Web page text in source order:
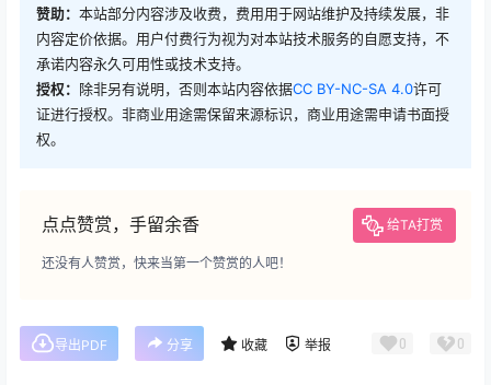
赞助： 本站部分内容涉及收费，费用用于网站维护及持续发展，非
内容定价依据。用户付费行为视为对本站技术服务的自愿支持，不
承诺内容永久可用性或技术支持。
授权： 除非另有说明，否则本站内容依据CC BY-NC-SA 4.0许可
证进行授权。非商业用途需保留来源标识，商业用途需申请书面授
权。
点点赞赏，手留余香 给TA打赏
还没有人赞赏，快来当第一个赞赏的人吧！
导出PDF 分享 收藏 举报 0 0